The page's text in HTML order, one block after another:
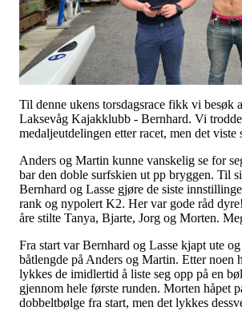
Til denne ukens torsdagsrace fikk vi besøk
Laksevåg Kajakklubb - Bernhard. Vi
medaljeutdelingen etter racet, men det viste
Anders og Martin kunne vanskelig se for
bar den doble surfskien ut pp bryggen. Til
Bernhard og Lasse gjøre de siste
rank og nypolert K2. Her var gode råd
åre stilte Tanya, Bjarte, Jorg og Morten.
Fra start var Bernhard og Lasse kjapt ute
båtlengde på Anders og Martin. Etter noen
lykkes de imidlertid å liste seg opp på en
gjennom hele første runden. Morten håpet
dobbeltbølge fra start, men det lykkes